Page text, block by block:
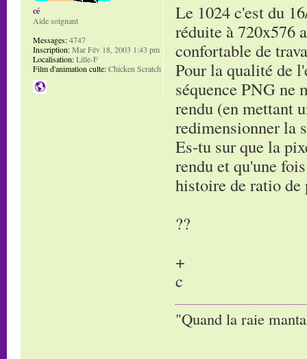
Le 1024 c'est du
réduite à 720x576
confortable de
Pour la qualité de
séquence PNG ne
rendu (en mettant
redimensionner la
Es-tu sur que la
rendu et qu'une
histoire de ratio de
??
+
c
"Quand la raie
cé
Aide soignant
Messages:4747
Inscription:Mar Fév 18, 2003 1:43 pm
Localisation:Lille-F
Film d'animation culte:Chicken Scratch